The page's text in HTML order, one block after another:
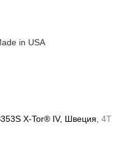
in USA